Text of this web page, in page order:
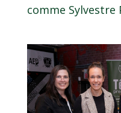
comme Sylvestre